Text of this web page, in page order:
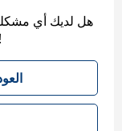
هل لديك أي
وسنعاود التواصل معك. شكرًا على صبرك!